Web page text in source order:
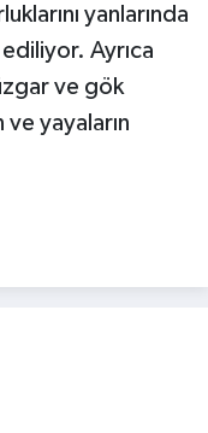
yanlarında
Ayrıca
ve gök
yayaların